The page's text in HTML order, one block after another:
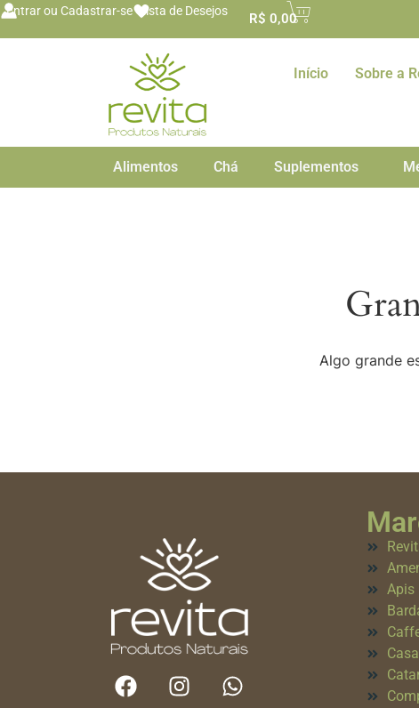
conteúdo
Entrar ou Cadastrar-se Lista de Desejos R$ 0,00
Início Sobre a
Alimentos Chá Suplementos
Algo grande
Apis